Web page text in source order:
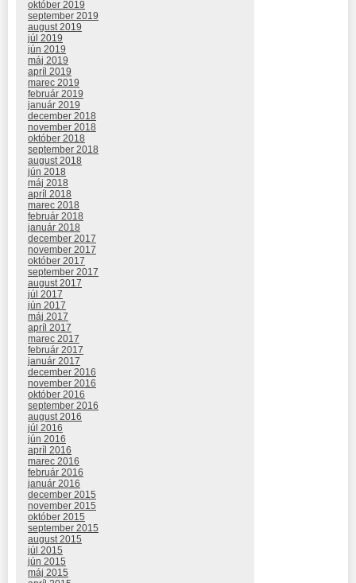
október 2019
september 2019
august 2019
júl 2019
jún 2019
máj 2019
apríl 2019
marec 2019
február 2019
január 2019
december 2018
november 2018
október 2018
september 2018
august 2018
jún 2018
máj 2018
apríl 2018
marec 2018
február 2018
január 2018
december 2017
november 2017
október 2017
september 2017
august 2017
júl 2017
jún 2017
máj 2017
apríl 2017
marec 2017
február 2017
január 2017
december 2016
november 2016
október 2016
september 2016
august 2016
júl 2016
jún 2016
apríl 2016
marec 2016
február 2016
január 2016
december 2015
november 2015
október 2015
september 2015
august 2015
júl 2015
jún 2015
máj 2015